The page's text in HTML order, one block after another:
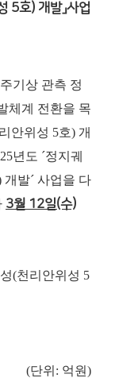
5호) 개발」사업
기상 관측 정
체계 전환을 목
안위성 5호) 개
년도 ´정지궤
개발´ 사업을 다
3월 12일(수)
(천리안위성 5
(단위: 억원)